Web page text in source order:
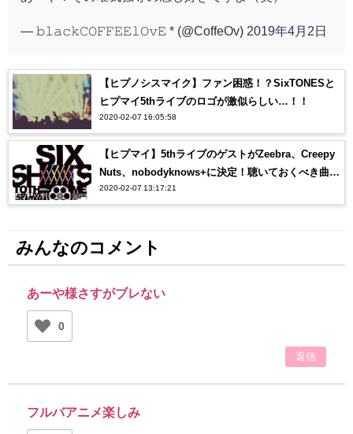
— 𝚋𝚕𝚊𝚌𝚔𝙲𝙾𝙵𝙵𝙴𝙴𝚕𝙾𝚟𝙴 * (@CoffeOv) 2019年4月2日
【ヒプノシスマイク】ファン困惑！？SixTONESと
ヒプマイ5thライブのロゴが激似らしい…！！
2020-02-07 16:05:58
【ヒプマイ】5thライブのゲストがZeebra、Creepy
Nuts、nobodyknows+に決定！聴いておくべき曲
は？？
2020-02-07 13:17:21
みんなのコメント
あーや様さすがブレない
0
返信
フルバアニメ楽しみ